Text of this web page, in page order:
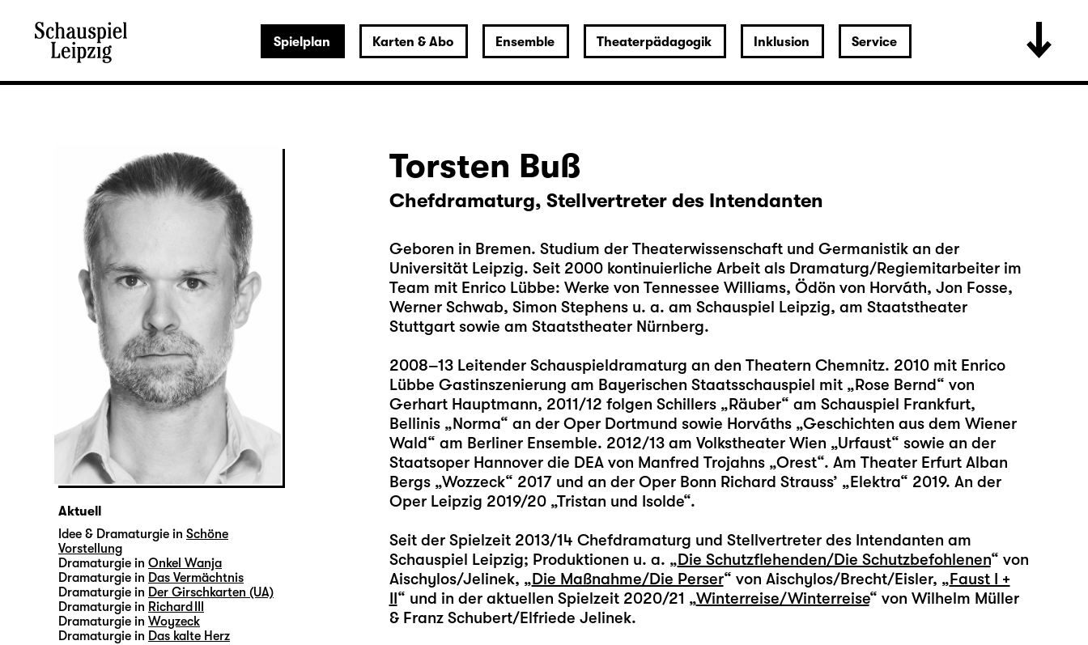
Spielplan Karten & Abo Ensemble Theaterpädagogik Inklusion Service
Torsten Buß
Chefdramaturg, Stellvertreter des Intendanten
Geboren in Bremen. Studium der Theaterwissenschaft und Germanistik an der
Universität Leipzig. Seit 2000 kontinuierliche Arbeit als Dramaturg/Regiemitarbeiter im
Team mit Enrico Lübbe: Werke von Tennessee Williams, Ödön von Horváth, Jon Fosse,
Werner Schwab, Simon Stephens u. a. am Schauspiel Leipzig, am Staatstheater
Stuttgart sowie am Staatstheater Nürnberg.
2008–13 Leitender Schauspieldramaturg an den Theatern Chemnitz. 2010 mit Enrico
Lübbe Gastinszenierung am Bayerischen Staatsschauspiel mit „Rose Bernd“ von
Gerhart Hauptmann, 2011/12 folgen Schillers „Räuber“ am Schauspiel Frankfurt,
Bellinis „Norma“ an der Oper Dortmund sowie Horváths „Geschichten aus dem Wiener
Wald“ am Berliner Ensemble. 2012/13 am Volkstheater Wien „Urfaust“ sowie an der
Staatsoper Hannover die DEA von Manfred Trojahns „Orest“. Am Theater Erfurt Alban
Bergs „Wozzeck“ 2017 und an der Oper Bonn Richard Strauss’ „Elektra“ 2019. An der
Oper Leipzig 2019/20 „Tristan und Isolde“.
Seit der Spielzeit 2013/14 Chefdramaturg und Stellvertreter des Intendanten am
Schauspiel Leipzig; Produktionen u. a. „Die Schutzflehenden/Die Schutzbefohlenen“ von
Aischylos/Jelinek, „Die Maßnahme/Die Perser“ von Aischylos/Brecht/Eisler, „Faust I +
II“ und in der aktuellen Spielzeit 2020/21 „Winterreise/Winterreise“ von Wilhelm Müller
& Franz Schubert/Elfriede Jelinek.
Aktuell
Idee & Dramaturgie in Schöne
Vorstellung
Dramaturgie in Onkel Wanja
Dramaturgie in Das Vermächtnis
Dramaturgie in Der Girschkarten (UA)
Dramaturgie in Richard III
Dramaturgie in Woyzeck
Dramaturgie in Das kalte Herz